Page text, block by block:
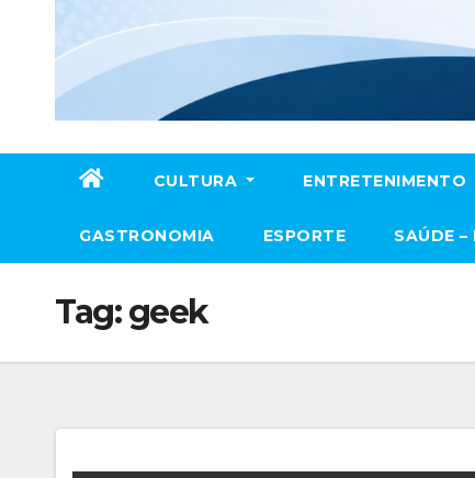
CULTURA ENTRETENIMENTO
GASTRONOMIA ESPORTE SAÚDE –
Tag:geek